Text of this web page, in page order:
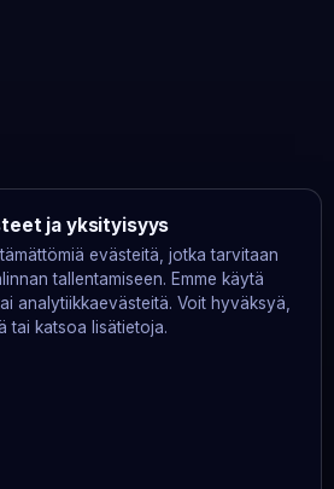
ja yksityisyys
evästeitä, jotka tarvitaan
tallentamiseen. Emme käytä
analytiikkaevästeitä. Voit hyväksyä,
tai katsoa lisätietoja.